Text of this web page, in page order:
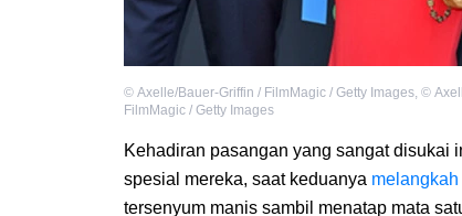
© Axelle/Bauer-Griffin / FilmMagic / Getty Images, ©
FilmMagic / Getty Images
Kehadiran pasangan yang sangat disukai
spesial mereka, saat keduanya
tersenyum manis sambil menatap mata